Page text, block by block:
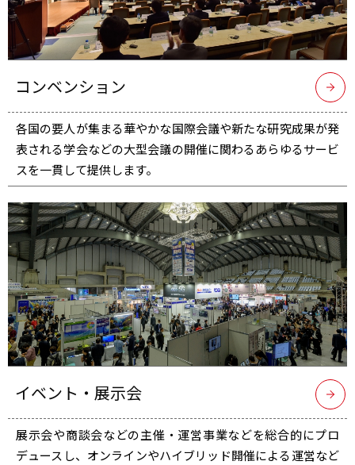
コンベンション
各国の要人が集まる華やかな国際会議や新たな研究成果が発
表される学会などの大型会議の開催に関わるあらゆるサービ
スを一貫して提供します。
イベント・展示会
展示会や商談会などの主催・運営事業などを総合的にプロ
デュースし、オンラインやハイブリッド開催による運営など